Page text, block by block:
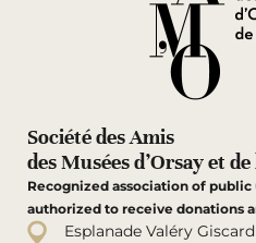
Société des Amis
des Musées d’Orsay et
Recognized association of
authorized to receive donations
Esplanade Valéry